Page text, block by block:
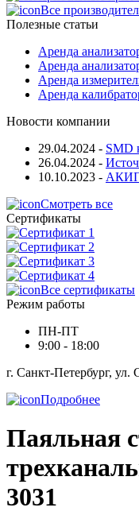
Все
Полезные статьи
Аренда
Аренда
Аренда
Аренда
Новости компании
29.04.2024 - SMD
26.04.2024 -
10.10.2023 - АКИП
Смотреть все
Сертификаты
Все сертификаты
Режим работы
ПН-ПТ
9:00 - 18:00
г. Санкт-Петербург,
Подробнее
Паяльная
3031